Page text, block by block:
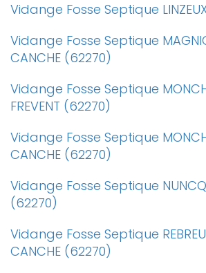
Vidange Fosse Septique
Vidange Fosse Septique
CANCHE (62270)
Vidange Fosse Septique
FREVENT (62270)
Vidange Fosse Septique
CANCHE (62270)
Vidange Fosse Septique NUNCQ
(62270)
Vidange Fosse Septique
CANCHE (62270)